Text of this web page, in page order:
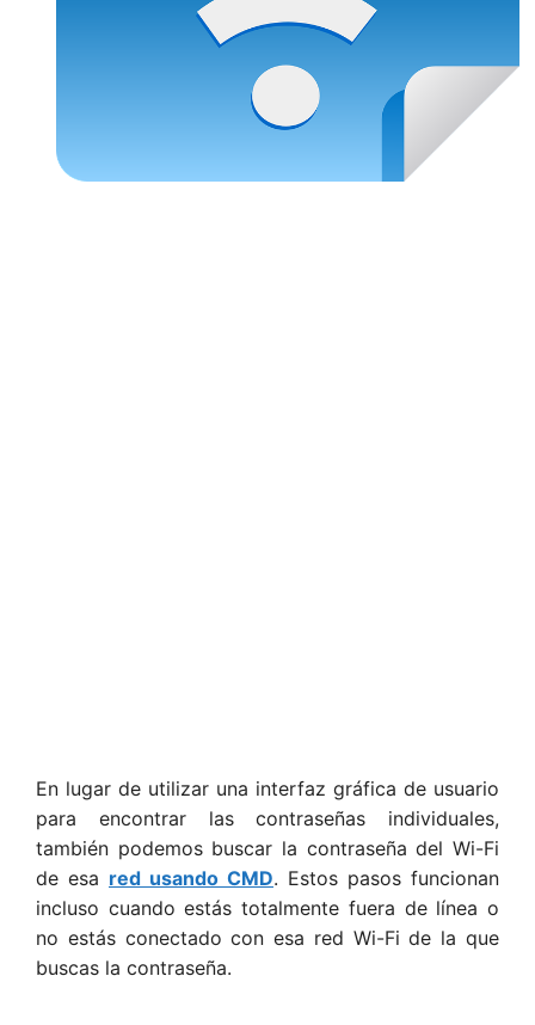
En lugar de utilizar una interfaz gráfica de usuario
para encontrar las contraseñas individuales,
también podemos buscar la contraseña del Wi-Fi
de esa red usando CMD. Estos pasos funcionan
incluso cuando estás totalmente fuera de línea o
no estás conectado con esa red Wi-Fi de la que
buscas la contraseña.